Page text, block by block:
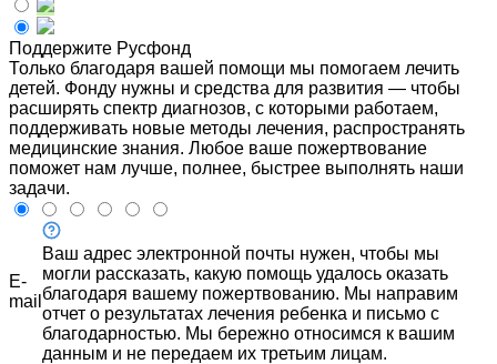
Поддержите Русфонд
Только благодаря вашей помощи мы помогаем лечить
детей. Фонду нужны и средства для развития — чтобы
расширять спектр диагнозов, с которыми работаем,
поддерживать новые методы лечения, распространять
медицинские знания. Любое ваше пожертвование
поможет нам лучше, полнее, быстрее выполнять наши
задачи.
E-
mail
Ваш адрес электронной почты нужен, чтобы мы
могли рассказать, какую помощь удалось оказать
благодаря вашему пожертвованию. Мы направим
отчет о результатах лечения ребенка и письмо с
благодарностью. Мы бережно относимся к вашим
данным и не передаем их третьим лицам.